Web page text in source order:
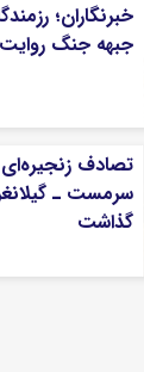
خبرنگاران؛
جبهه جنگ
تصادف
گذاشت